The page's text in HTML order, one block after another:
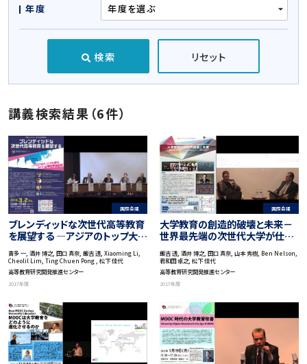
年度
検索 リセット
講義検索結果（6件）
国際会議
ブレンディッドな次世代高等教育
を展望する ―アジアのトップ大学
のICT活用教育最前線―
喜多 一, 酒井 博之, 田口 真奈, 飯吉 透, Xiaoming Li,
Cheolil Lim, Ting Chuen Pong , 松下 佳代
高等教育研究開発推進センター
2017年度
国際会議
大学教育の創造的破壊と未来－
世界最先端の次世代大学が仕掛
けるエリート教育を探る－
飯吉 透, 酒井 博之, 田口 真奈, 山本 秀樹, Ben Nelson,
君和田 卓之, 松下 佳代
高等教育研究開発推進センター
2017年度